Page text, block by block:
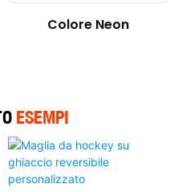
Colore Neon
ESEMPI